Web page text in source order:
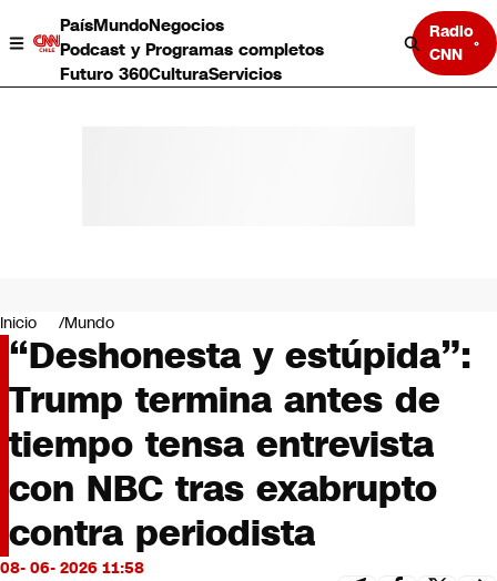
PaísMundoNegocios
Podcast y Programas completos
Futuro 360CulturaServicios
Radio
CNN
Negocios
Deportes
Programas completos
Cultura
Servicios
Bits
CNN Data
CNN tiempo
Futuro 360
Opinión
Inicio Mundo
“Deshonesta y estúpida”:
Trump termina antes de
tiempo tensa entrevista
con NBC tras exabrupto
contra periodista
08- 06- 2026 11:58